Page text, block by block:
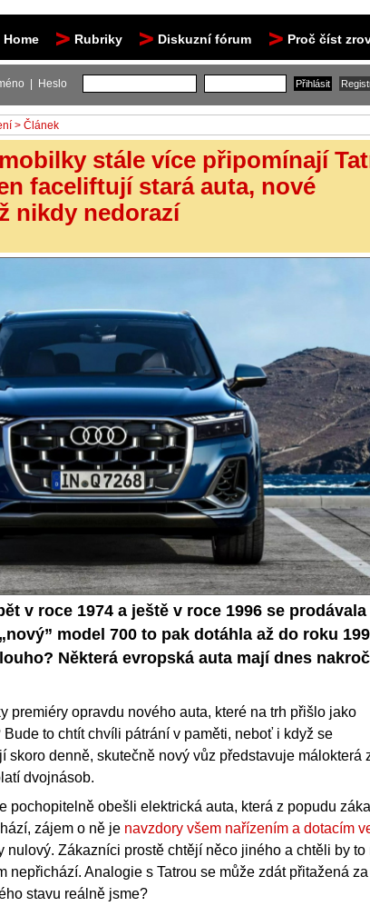
Home Rubriky Diskuzní fórum Proč číst
| Heslo
> Článek
stále více připomínají
faceliftují stará auta, nové
nikdy nedorazí
v roce 1974 a ještě v roce 1996 se prodávala
model 700 to pak dotáhla až do roku
Některá evropská auta mají dnes
premiéry opravdu nového auta, které na trh přišlo jako
to chtít chvíli pátrání v paměti, neboť i když se
skoro denně, skutečně nový vůz představuje málokterá
dvojnásob.
pochopitelně obešli elektrická auta, která z popudu
zájem o ně je navzdory všem nařízením a dotacím
nulový. Zákazníci prostě chtějí něco jiného a chtěli by to
nepřichází. Analogie s Tatrou se může zdát přitažená za
stavu reálně jsme?